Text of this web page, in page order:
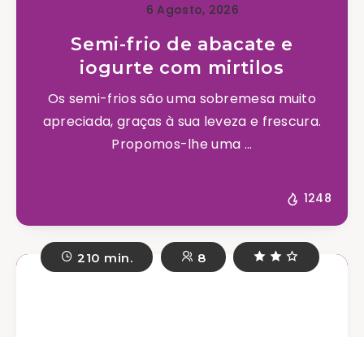
6 Agosto, 2026
Semi-frio de abacate e
iogurte com mirtilos
Os semi-frios são uma sobremesa muito
apreciada, graças à sua leveza e frescura.
Propomos-lhe uma ...
1248
210 min. 8